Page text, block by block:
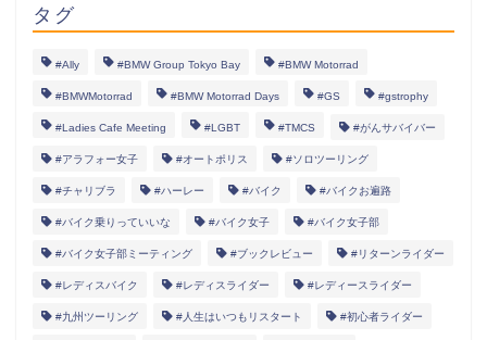
タグ
#Ally #BMW Group Tokyo Bay #BMW Motorrad
#BMWMotorrad #BMW Motorrad Days #GS #gstrophy
#Ladies Cafe Meeting #LGBT #TMCS #がんサバイバー
#アラフォー女子 #オートポリス #ソロツーリング
#チャリブラ #ハーレー #バイク #バイクお遍路
#バイク乗りっていいな #バイク女子 #バイク女子部
#バイク女子部ミーティング #ブックレビュー #リターンライダー
#レディスバイク #レディスライダー #レディースライダー
#九州ツーリング #人生はいつもリスタート #初心者ライダー